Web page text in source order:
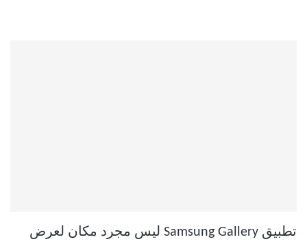
تطبيق Samsung Gallery ليس مجرد مكان لعرض